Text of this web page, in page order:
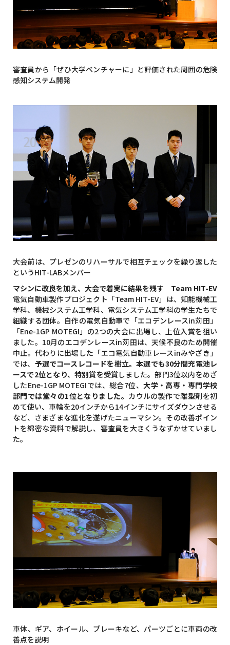
審査員から「ぜひ大学ベンチャーに」と評価された周囲の危険
感知システム開発
大会前は、プレゼンのリハーサルで相互チェックを繰り返した
というHIT-LABメンバー
マシンに改良を加え、大会で着実に結果を残す Team HIT-EV
電気自動車製作プロジェクト「Team HIT-EV」は、知能機械工
学科、機械システム工学科、電気システム工学科の学生たちで
組織する団体。自作の電気自動車で「エコデンレースin苅田」
「Ene-1GP MOTEGI」の2つの大会に出場し、上位入賞を狙い
ました。10月のエコデンレースin苅田は、天候不良のため開催
中止。代わりに出場した「エコ電気自動車レースinみやざき」
では、 予選でコースレコードを樹立。本選でも30分間充電池レ
ースで2位となり、特別賞を受賞 しました。部門3位以内をめざ
したEne-1GP MOTEGIでは、総合7位、大学・高専・専門学校
部門では堂々の1位となりました。 カウルの製作で離型剤を初
めて使い、車輪を20インチから14インチにサイズダウンさせる
など、さまざまな進化を遂げたニューマシン。その改善ポイン
トを綿密な資料で解説し、審査員を大きくうなずかせていまし
た。
車体、ギア、ホイール、ブレーキなど、パーツごとに車両の改
善点を説明